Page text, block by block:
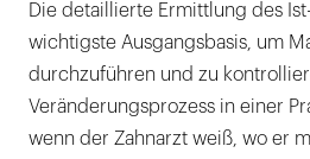
Die detaillierte Ermittlung des
wichtigste Ausgangsbasis, um
durchzuführen und zu
Veränderungsprozess in einer
wenn der Zahnarzt weiß, wo er